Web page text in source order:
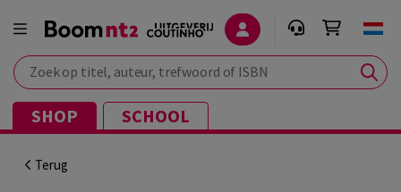
Zoek op titel, auteur, trefwoord of ISBN
SHOP SCHOOL
Terug